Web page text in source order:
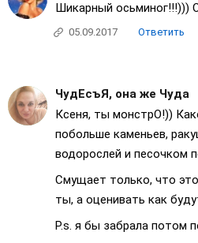
Шикарный осьминог!!!)))
05.09.2017 Ответить
ЧудЕсъЯ, она же Чуда
Ксеня, ты монстрО!))
побольше каменьев,
водорослей и песочком
Смущает только, что
ты, а оценивать как
P.s. я бы забрала потом